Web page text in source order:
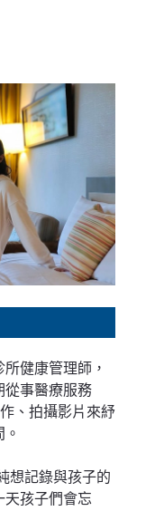
健康管理師，
從事醫療服務
、拍攝影片來紓
想記錄與孩子的
天孩子們會忘